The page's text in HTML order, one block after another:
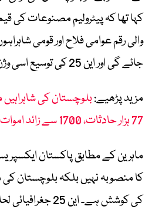
کہا تھا کہ پیٹرولیم مصنوعات
والی رقم عوامی فلاح اور قومی
جائے گی اور این 25 کی توسیع اسی وژن کا حصہ ہے۔
مزید پڑھیے:
77 ہزار حادثات، 1700 سے زائد اموات
ماہرین کے مطابق پاکستان
کا منصوبہ نہیں بلکہ بلوچستان
کی کوشش ہے۔ این